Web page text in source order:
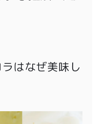
はなぜ美味し